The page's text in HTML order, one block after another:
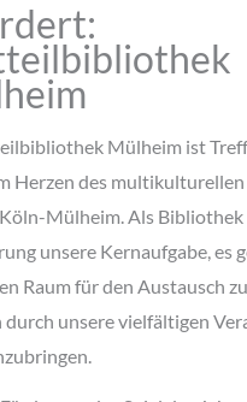
Mülheim ist
Herzen des
Mülheim. Als Bibliothek
unsere Kernaufgabe, es
Raum für den Austausch
durch unsere vielfältigen